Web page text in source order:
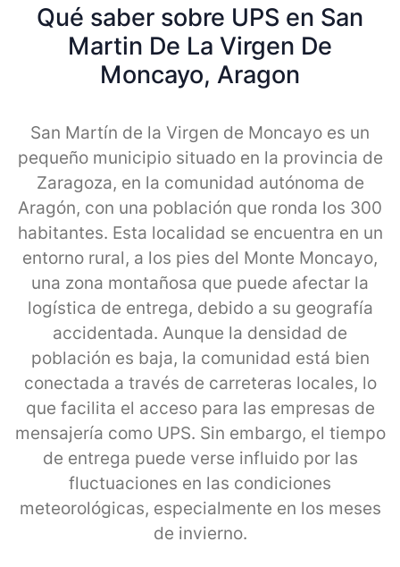
Qué saber sobre UPS en San
Martin De La Virgen De
Moncayo, Aragon
San Martín de la Virgen de Moncayo es un
pequeño municipio situado en la provincia de
Zaragoza, en la comunidad autónoma de
Aragón, con una población que ronda los 300
habitantes. Esta localidad se encuentra en un
entorno rural, a los pies del Monte Moncayo,
una zona montañosa que puede afectar la
logística de entrega, debido a su geografía
accidentada. Aunque la densidad de
población es baja, la comunidad está bien
conectada a través de carreteras locales, lo
que facilita el acceso para las empresas de
mensajería como UPS. Sin embargo, el tiempo
de entrega puede verse influido por las
fluctuaciones en las condiciones
meteorológicas, especialmente en los meses
de invierno.